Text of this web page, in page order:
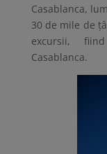
Casablanca,
30 de mile de
excursii,
Casablanca.